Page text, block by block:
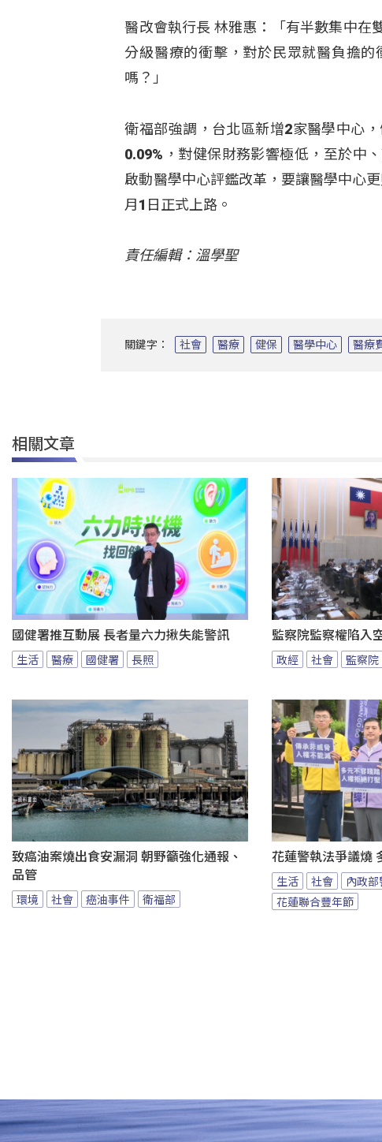
醫改會執行長 林雅惠：「有半數集中在
分級醫療的衝擊，對於民眾就醫負擔
嗎？」
衛福部強調，台北區新增2家醫學中心
0.09%，對健保財務影響極低，至於中
啟動醫學中心評鑑改革，要讓醫學中心
月1日正式上路。
責任編輯：溫學聖
關鍵字： 社會 醫療 健保 醫學中心 醫療
相關文章
國健署推互動展 長者量六力揪失能警訊
生活 醫療 國健署 長照
監察院監察權陷入
政經 社會 監察院
致癌油案燒出食安漏洞 朝野籲強化通報、
品管
環境 社會 癌油事件 衛福部
花蓮警執法爭議燒
生活 社會
內政
花蓮聯合豐年節